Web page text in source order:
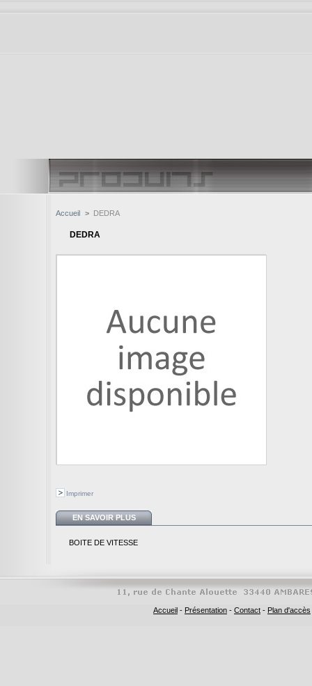
Accueil > DEDRA
DEDRA
Imprimer
EN SAVOIR PLUS
BOITE DE VITESSE
Accueil - Présentation - Contact - Plan d'accès